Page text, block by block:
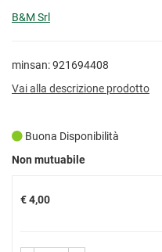
B&M Srl
minsan: 921694408
Vai alla descrizione prodotto
Buona Disponibilità
Non mutuabile
Prezzo
€ 4,00